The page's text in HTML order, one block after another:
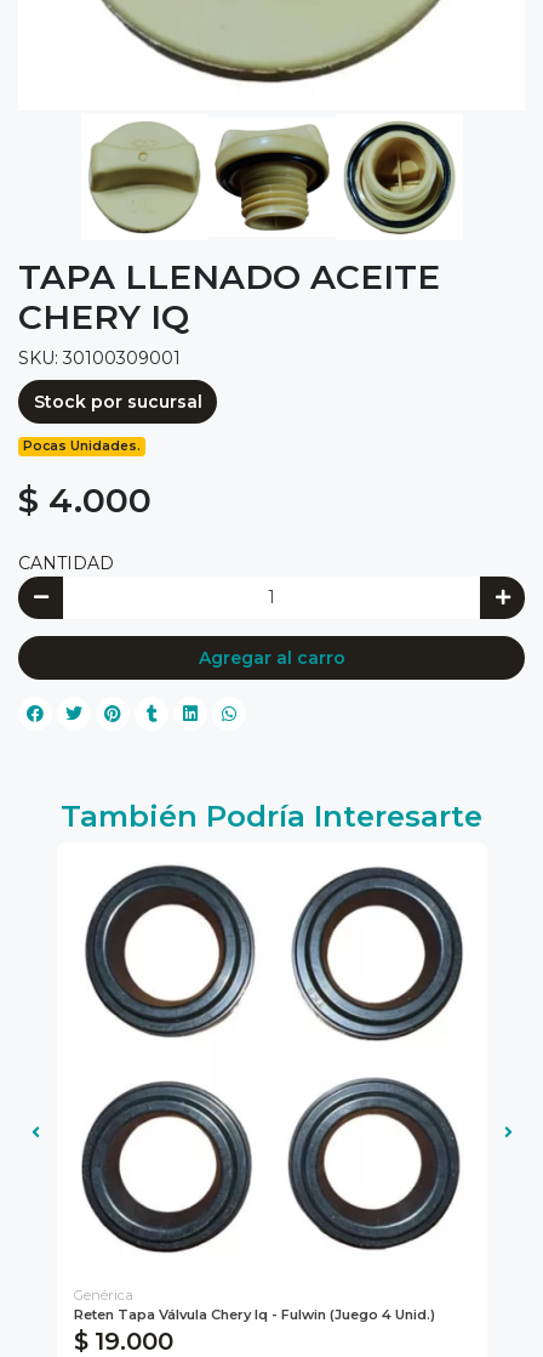
TAPA LLENADO ACEITE
CHERY IQ
SKU: 30100309001
Stock por sucursal
Pocas Unidades.
$ 4.000
CANTIDAD
Agregar al carro
También Podría Interesarte
Genérica
Reten Tapa Válvula Chery Iq - Fulwin (juego 4 Unid.)
$ 19.000